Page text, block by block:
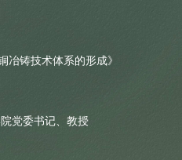
冶铸技术体系的形成》
党委书记、教授